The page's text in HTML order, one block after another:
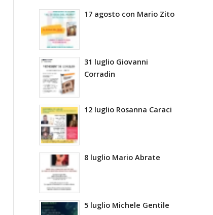
17 agosto con Mario Zito
31 luglio Giovanni
Corradin
12 luglio Rosanna Caraci
8 luglio Mario Abrate
5 luglio Michele Gentile